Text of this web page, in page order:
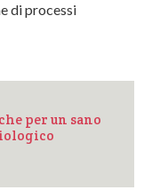
di processi
per un sano